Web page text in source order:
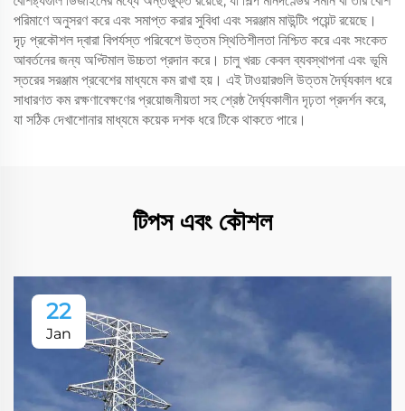
পরিমাণে অনুসরণ করে এবং সমাপ্ত করার সুবিধা এবং সরঞ্জাম মাউন্টিং পয়েন্ট রয়েছে।
দৃঢ় প্রকৌশল দ্বারা বিপর্যস্ত পরিবেশে উত্তম স্থিতিশীলতা নিশ্চিত করে এবং সংকেত
আবর্তনের জন্য অপ্টিমাল উচ্চতা প্রদান করে। চালু খরচ কেবল ব্যবস্থাপনা এবং ভূমি
স্তরের সরঞ্জাম প্রবেশের মাধ্যমে কম রাখা হয়। এই টাওয়ারগুলি উত্তম দৈর্ঘ্যকাল ধরে
সাধারণত কম রক্ষণাবেক্ষণের প্রয়োজনীয়তা সহ শ্রেষ্ঠ দৈর্ঘ্যকালীন দৃঢ়তা প্রদর্শন করে,
যা সঠিক দেখাশোনার মাধ্যমে কয়েক দশক ধরে টিকে থাকতে পারে।
টিপস এবং কৌশল
22
Jan